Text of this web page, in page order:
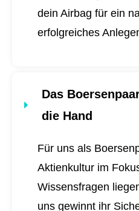
dein Airbag für ein
erfolgreiches
Das
die Hand
Für uns als
Aktienkultur im
Wissensfragen
uns gewinnt ihr